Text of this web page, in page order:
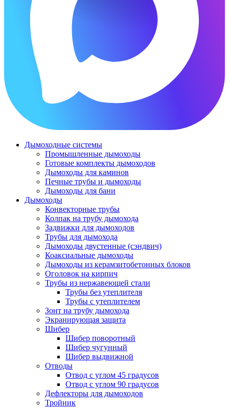
Дымоходные системы
Промышленные дымоходы
Готовые комплекты дымоходов
Дымоходы для каминов
Печные трубы и дымоходы
Дымоходы для бани
Дымоходы
Конвекторные трубы
Колпак на трубу дымохода
Задвижки для дымоходов
Трубы для дымохода
Дымоходы двустенные (сэндвич)
Коаксиальные дымоходы
Дымоходы из керамзитобетонных блоков
Оголовок на кирпич
Трубы из нержавеющей стали
Трубы без утеплителя
Трубы с утеплителем
Зонт на трубу дымохода
Экранирующая защита
Шибер
Шибер поворотный
Шибер чугунный
Шибер выдвижной
Отводы
Отвод с углом 45 градусов
Отвод с углом 90 градусов
Дефлекторы для дымоходов
Тройник